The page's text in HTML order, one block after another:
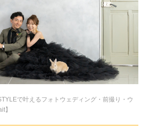
で叶えるフォトウェディング・前撮り・ウ
】